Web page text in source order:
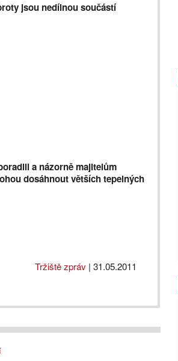
jsou nedílnou součástí
a názorně majitelům
dosáhnout větších tepelných
Tržiště zpráv | 31.05.2011